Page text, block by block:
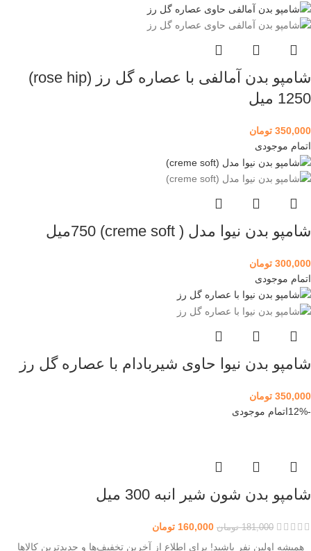
شامپو بدن آمالفی با عصاره گل رز (rose hip)
1250 میل
350,000 تومان
اتمام موجودی
شامپو بدن نیوا مدل ( creme soft) 750میل
300,000 تومان
اتمام موجودی
شامپو بدن نیوا حاوی شیربادام با عصاره گل رز
350,000 تومان
-12%
اتمام موجودی
شامپو بدن شون شیر انبه 300 میل
181,000 تومان 160,000 تومان
همیشه اولین نفر باشید! برای اطلاع از آخرین تخفیف‌ها و جدیدترین کالاها